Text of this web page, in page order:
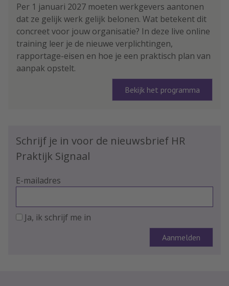
Per 1 januari 2027 moeten werkgevers aantonen
dat ze gelijk werk gelijk belonen. Wat betekent dit
concreet voor jouw organisatie? In deze live online
training leer je de nieuwe verplichtingen,
rapportage-eisen en hoe je een praktisch plan van
aanpak opstelt.
Bekijk het programma
Schrijf je in voor de nieuwsbrief HR
Praktijk Signaal
E-mailadres
Ja, ik schrijf me in